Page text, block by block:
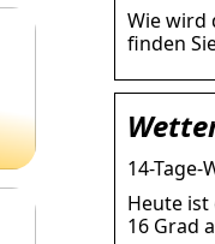
Wie wird
finden
14-
Heute ist
16 Grad